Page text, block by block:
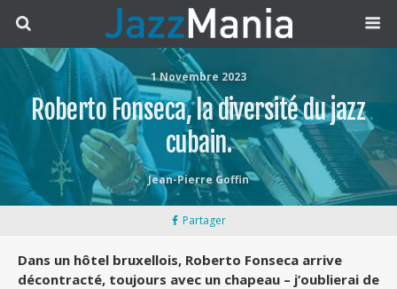
1 Novembre 2023
Roberto Fonseca, la diversité du jazz
cubain.
Jean-Pierre Goffin
Partager
Dans un hôtel bruxellois, Roberto Fonseca arrive
décontracté, toujours avec un chapeau – j’oublierai de